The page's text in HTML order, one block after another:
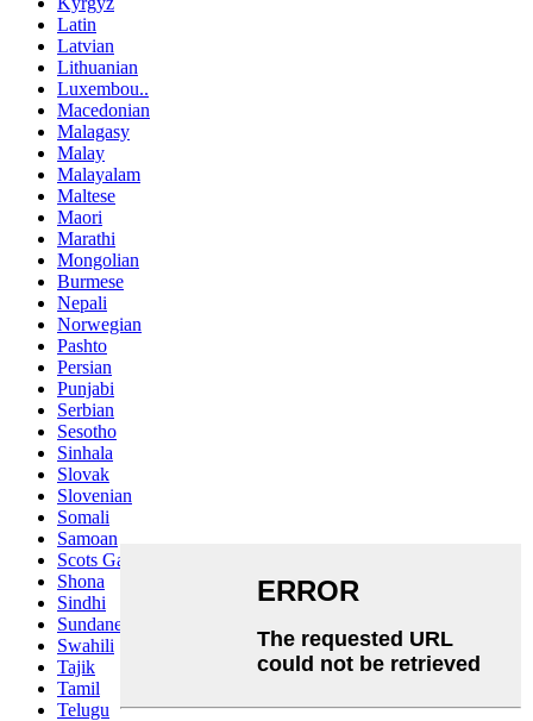
Latin
Latvian
Lithuanian
Luxembou..
Macedonian
Malagasy
Malay
Malayalam
Maltese
Maori
Marathi
Mongolian
Burmese
Nepali
Norwegian
Pashto
Persian
Punjabi
Serbian
Sesotho
Sinhala
Slovak
Slovenian
Somali
Samoan
Scots Gaelic
Shona
Sindhi
Sundanese
Swahili
Tajik
Tamil
Telugu